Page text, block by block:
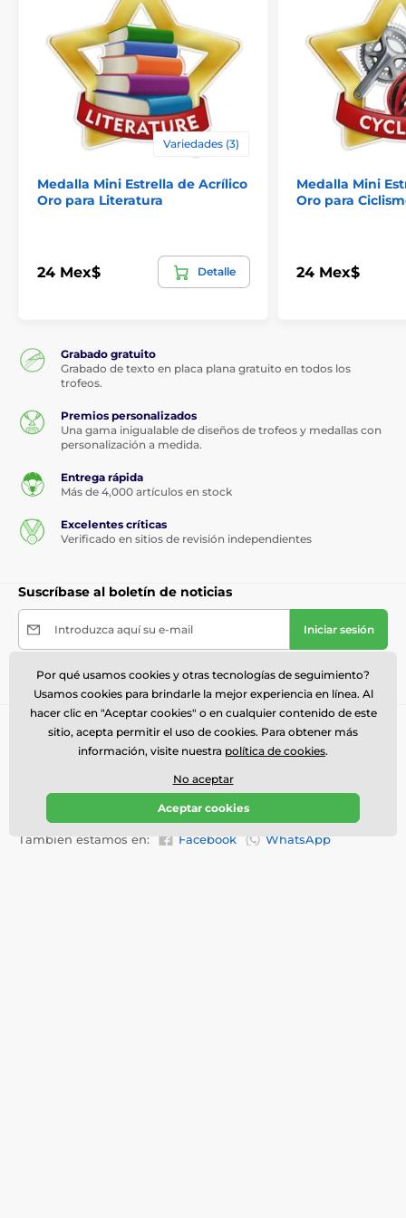
Variedades (3)
Medalla Mini Estrella de Acrílico
Oro para Literatura
24 Mex$ Detalle
Medalla Mini
Oro para
24 Mex$
Grabado gratuito
Grabado de texto en placa plana gratuito en todos los
trofeos.
Premios personalizados
Una gama inigualable de diseños de trofeos y medallas con
personalización a medida.
Entrega rápida
Más de 4,000 artículos en stock
Excelentes críticas
Verificado en sitios de revisión independientes
Suscríbase al boletín de noticias
Introduzca aquí su e-mail Iniciar sesión
Acepto el procesamiento dedatos personales
Necesita ayuda ? offline
El servicio de atención al cliente está disponible
ventas@trophymonster.mx
También estamos en: Facebook WhatsApp
Por qué usamos cookies y otras tecnologías de seguimiento?
Usamos cookies para brindarle la mejor experiencia en línea. Al
hacer clic en "Aceptar cookies" o en cualquier contenido de este
sitio, acepta permitir el uso de cookies. Para obtener más
información, visite nuestra política de cookies.
No aceptar
Aceptar cookies